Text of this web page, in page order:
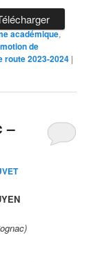
académique,
de
route 2023-2024 |
–